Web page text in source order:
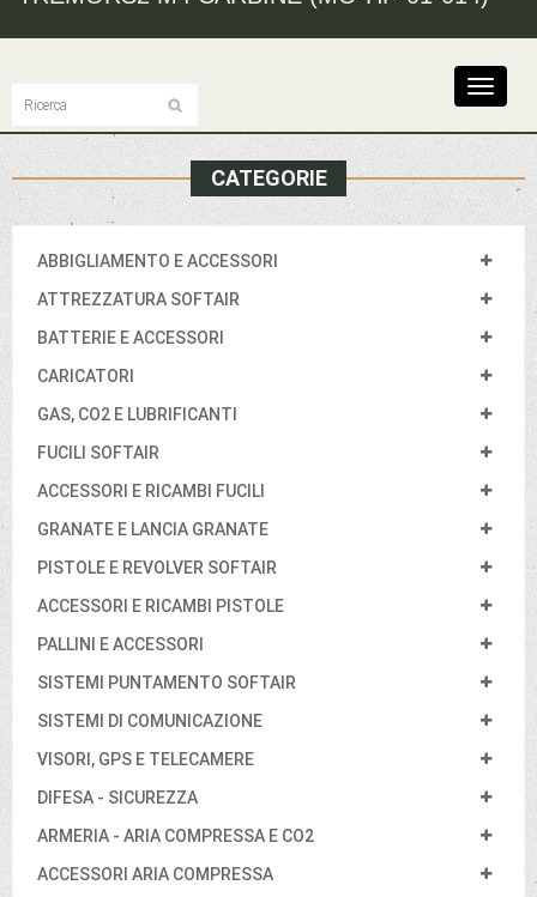
Toggle
CATEGORIE
ABBIGLIAMENTO E ACCESSORI
ATTREZZATURA SOFTAIR
BATTERIE E ACCESSORI
CARICATORI
GAS, CO2 E LUBRIFICANTI
FUCILI SOFTAIR
ACCESSORI E RICAMBI FUCILI
GRANATE E LANCIA GRANATE
PISTOLE E REVOLVER SOFTAIR
ACCESSORI E RICAMBI PISTOLE
PALLINI E ACCESSORI
SISTEMI PUNTAMENTO SOFTAIR
SISTEMI DI COMUNICAZIONE
VISORI, GPS E TELECAMERE
DIFESA - SICUREZZA
ARMERIA - ARIA COMPRESSA E CO2
ACCESSORI ARIA COMPRESSA